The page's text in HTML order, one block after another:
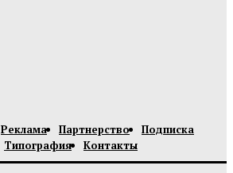
Реклама Партнерство
Подписка
Типография
Контакты